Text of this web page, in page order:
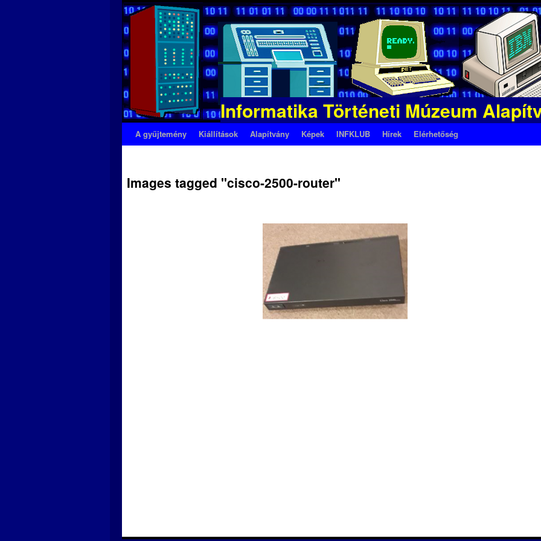
Informatika Történeti Múzeum
Kilépés
tartalomba
A gyűjtemény Kiállítások Alapítvány Képek INFKLUB Hírek Elérhetőség
Images tagged "cisco-2500-router"